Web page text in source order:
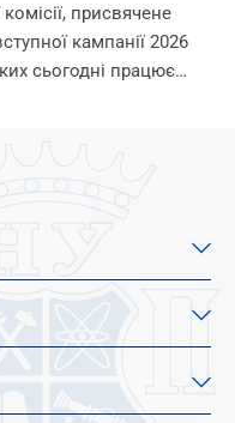
присвячене
кампанії 2026
сьогодні працює